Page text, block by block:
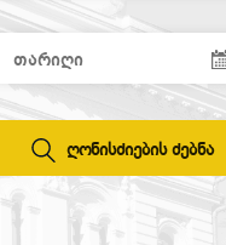
ღონისძიების ძებნა